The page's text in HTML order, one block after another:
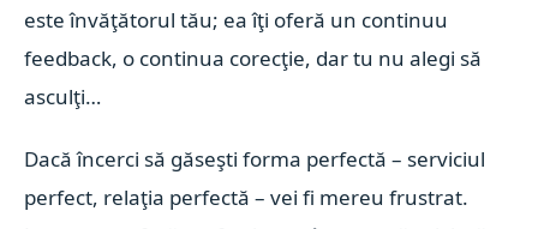
este învăţătorul tău; ea îţi oferă un continuu
feedback, o continua corecţie, dar tu nu alegi să
asculţi…
Dacă încerci să găseşti forma perfectă – serviciul
perfect, relaţia perfectă – vei fi mereu frustrat.